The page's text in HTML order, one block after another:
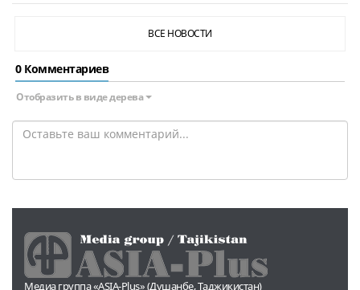
ВСЕ НОВОСТИ
0 Комментариев
Отобразить в виде дерева
Медиа группа «ASIA-Plus» (Душанбе, Таджикистан)